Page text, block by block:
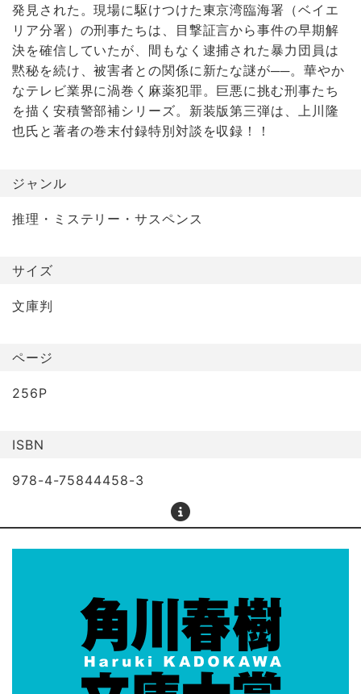
発見された。現場に駆けつけた東京湾臨海署（ベイエ
リア分署）の刑事たちは、目撃証言から事件の早期解
決を確信していたが、間もなく逮捕された暴力団員は
黙秘を続け、被害者との関係に新たな謎が──。華やか
なテレビ業界に渦巻く麻薬犯罪。巨悪に挑む刑事たち
を描く安積警部補シリーズ。新装版第三弾は、上川隆
也氏と著者の巻末付録特別対談を収録！！
ジャンル
推理・ミステリー・サスペンス
サイズ
文庫判
ページ
256P
ISBN
978-4-75844458-3